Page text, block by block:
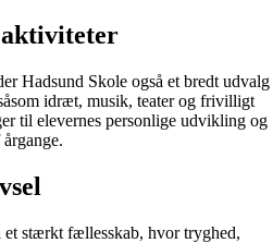
Hadsund Skole også et bredt udvalg
idræt, musik, teater og frivilligt
til elevernes personlige udvikling og
stærkt fællesskab, hvor tryghed,